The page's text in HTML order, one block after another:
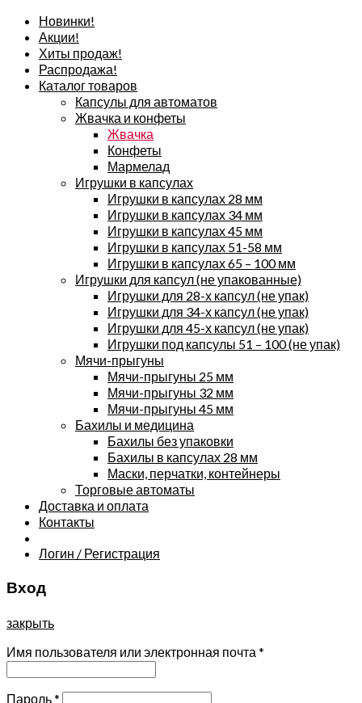
Новинки!
Акции!
Хиты продаж!
Распродажа!
Каталог товаров
Капсулы для автоматов
Жвачка и конфеты
Жвачка
Конфеты
Мармелад
Игрушки в капсулах
Игрушки в капсулах 28 мм
Игрушки в капсулах 34 мм
Игрушки в капсулах 45 мм
Игрушки в капсулах 51-58 мм
Игрушки в капсулах 65 – 100 мм
Игрушки для капсул (не упакованные)
Игрушки для 28-х капсул (не упак)
Игрушки для 34-х капсул (не упак)
Игрушки для 45-х капсул (не упак)
Игрушки под капсулы 51 – 100 (не упак)
Мячи-прыгуны
Мячи-прыгуны 25 мм
Мячи-прыгуны 32 мм
Мячи-прыгуны 45 мм
Бахилы и медицина
Бахилы без упаковки
Бахилы в капсулах 28 мм
Маски, перчатки, контейнеры
Торговые автоматы
Доставка и оплата
Контакты
Логин / Регистрация
Вход
закрыть
Имя пользователя или электронная почта *
Пароль*